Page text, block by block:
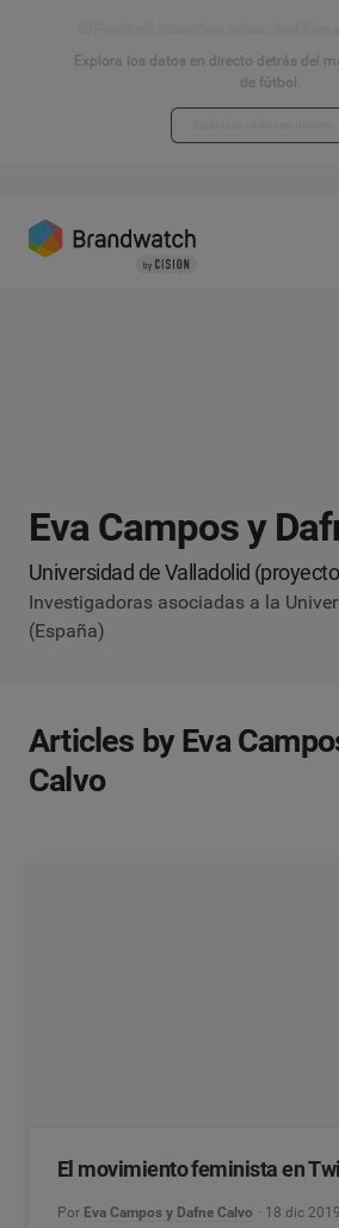
Explora los datos en directo detrás del
de fútbol.
Eva Campos y
Universidad de Valladolid (proyecto
Investigadoras asociadas a la
(España)
Articles by Eva
Calvo
El movimiento feminista en
Por Eva Campos y Dafne Calvo 18 dic 2019